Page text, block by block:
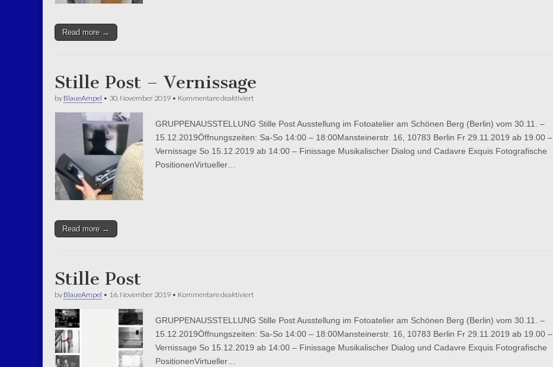
Read more →
Stille Post – Vernissage
by BlaueAmpel • 30. November 2019 • Kommentare deaktiviertfür
–
Vernissage
GRUPPENAUSSTELLUNG Stille Post Ausstellung im Fotoatelier am Schönen Berg (Berlin) vom 30.11. –
15.12.2019Öffnungszeiten: Sa-So 14:00 – 18:00Mansteinerstr. 16, 10783 Berlin Fr 29.11.2019 ab 19.00 –
Vernissage So 15.12.2019 ab 14:00 – Finissage Musikalischer Dialog und Cadavre Exquis Fotografische
PositionenVirtueller…
Read more →
Stille Post
by BlaueAmpel • 16. November 2019 • Kommentare deaktiviertfür
GRUPPENAUSSTELLUNG Stille Post Ausstellung im Fotoatelier am Schönen Berg (Berlin) vom 30.11. –
15.12.2019Öffnungszeiten: Sa-So 14:00 – 18:00Mansteinerstr. 16, 10783 Berlin Fr 29.11.2019 ab 19.00 –
Vernissage So 15.12.2019 ab 14:00 – Finissage Musikalischer Dialog und Cadavre Exquis Fotografische
PositionenVirtueller…